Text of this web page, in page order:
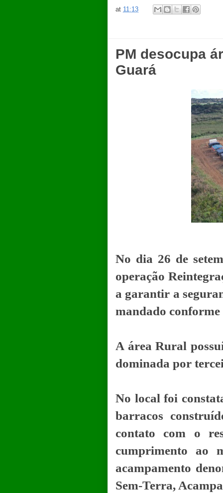
at 11:13
PM desocupa
Guará
No dia 26 de
operação
a garantir a
mandado
A áreaRural
dominada por
No local foi
barracos
contato com o
cumprimento ao
acampamento
Sem-Terra,